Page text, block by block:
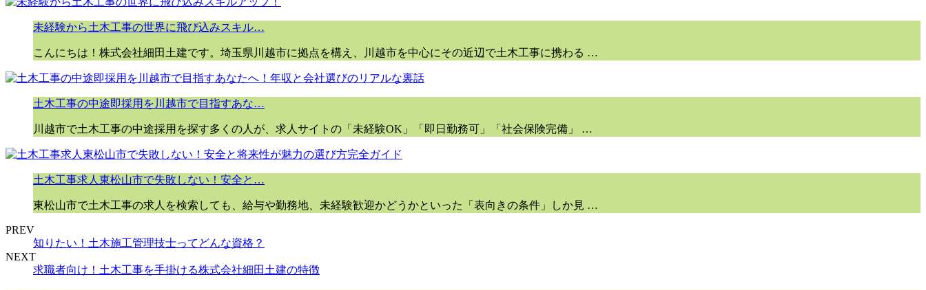
未経験から土木工事の世界に飛び込みスキル…
こんにちは！株式会社細田土建です。埼玉県川越市に拠点を構え、川越市を中心にその近辺で土木工事に携わる …
土木工事の中途即採用を川越市で目指すあな…
川越市で土木工事の中途採用を探す多くの人が、求人サイトの「未経験OK」「即日勤務可」「社会保険完備」 …
土木工事求人東松山市で失敗しない！安全と…
東松山市で土木工事の求人を検索しても、給与や勤務地、未経験歓迎かどうかといった「表向きの条件」しか見 …
PREV
知りたい！土木施工管理技士ってどんな資格？
NEXT
求職者向け！土木工事を手掛ける株式会社細田土建の特徴